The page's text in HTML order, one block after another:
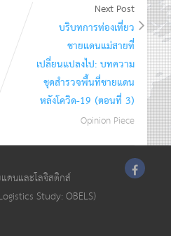
Next Post
บริบทการท่องเที่ยว
ชายแดนแม่สายที่
เปลี่ยนแปลงไป: บทความ
ชุดสำรวจพื้นที่ชายแดน
หลังโควิด-19 (ตอนที่ 3)
Opinion Piece
แดนและโลจิสติกส์
Study: OBELS)